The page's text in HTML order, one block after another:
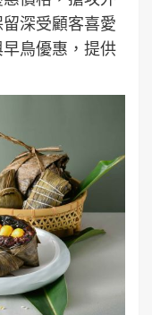
深受顧客喜愛
鳥優惠，提供